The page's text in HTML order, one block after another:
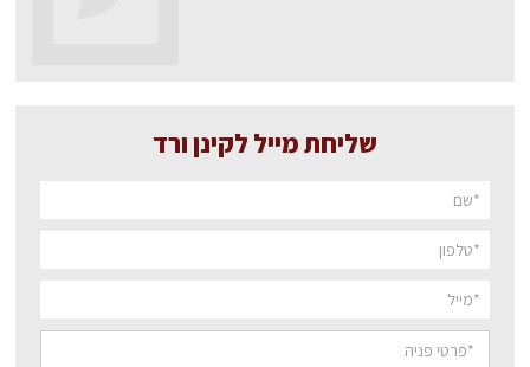
שליחת מייל לקינן ורד